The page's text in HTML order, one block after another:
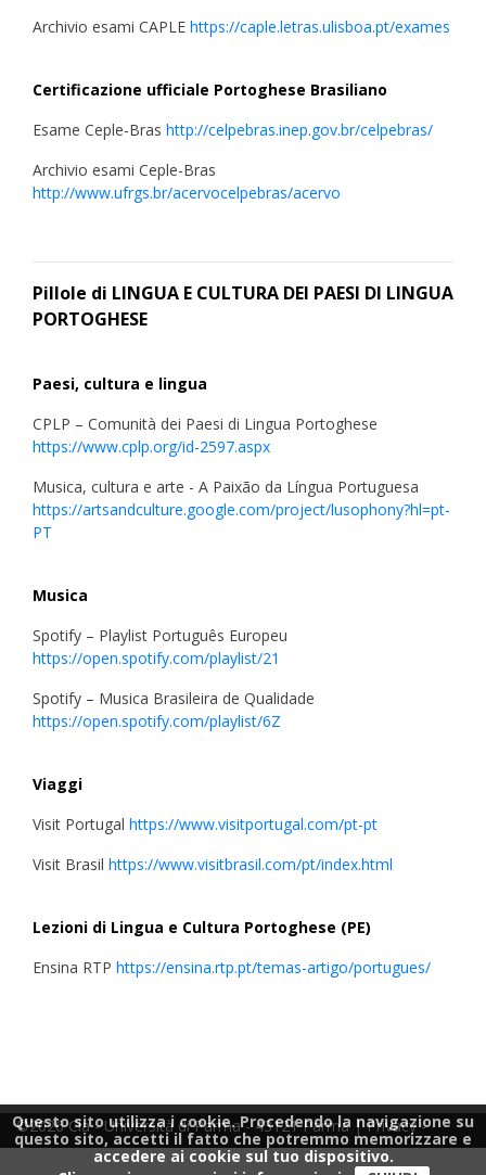
Archivio esami CAPLE https://caple.letras.ulisboa.pt/exames
Certificazione ufficiale Portoghese Brasiliano
Esame Ceple-Bras http://celpebras.inep.gov.br/celpebras/
Archivio esami Ceple-Bras
http://www.ufrgs.br/acervocelpebras/acervo
Pillole di LINGUA E CULTURA DEI PAESI DI LINGUA
PORTOGHESE
Paesi, cultura e lingua
CPLP – Comunità dei Paesi di Lingua Portoghese
https://www.cplp.org/id-2597.aspx
Musica, cultura e arte - A Paixão da Língua Portuguesa
https://artsandculture.google.com/project/lusophony?hl=pt-
PT
Musica
Spotify – Playlist Português Europeu
https://open.spotify.com/playlist/21
Spotify – Musica Brasileira de Qualidade
https://open.spotify.com/playlist/6Z
Viaggi
Visit Portugal https://www.visitportugal.com/pt-pt
Visit Brasil https://www.visitbrasil.com/pt/index.html
Lezioni di Lingua e Cultura Portoghese (PE)
Ensina RTP https://ensina.rtp.pt/temas-artigo/portugues/
©2026 Cla - Università di Parma - 43121 Parma |Privacy-
Cookie Policy
Questo sito utilizza i cookie. Procedendo la navigazione su
questo sito, accetti il fatto che potremmo memorizzare e
accedere ai cookie sul tuo dispositivo.